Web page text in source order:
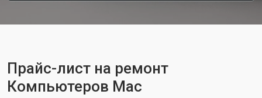
Прайс-лист на ремонт
Компьютеров Mac